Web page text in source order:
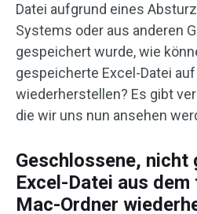
Datei aufgrund eines
Systems oder aus anderen
gespeichert wurde, wie
gespeicherte Excel-Datei
wiederherstellen? Es gibt
die wir uns nun ansehen
Geschlossene, nicht
Excel-Datei aus
Mac-Ordner